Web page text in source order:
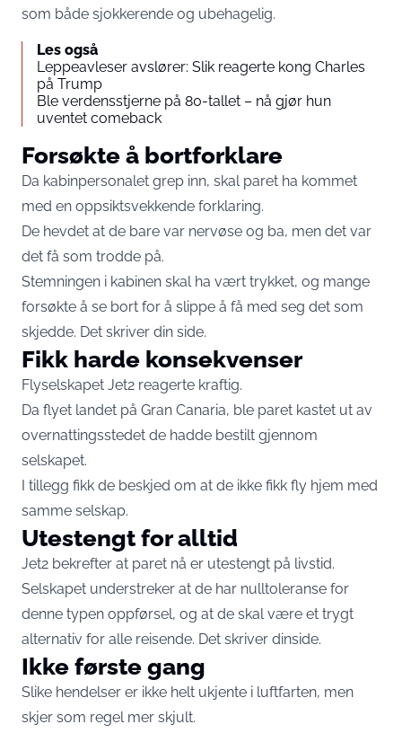
som både sjokkerende og ubehagelig.
Les også
Leppeavleser avslører: Slik reagerte kong Charles
på Trump
Ble verdensstjerne på 80-tallet – nå gjør hun
uventet comeback
Forsøkte å bortforklare
Da kabinpersonalet grep inn, skal paret ha kommet
med en oppsiktsvekkende forklaring.
De hevdet at de bare var nervøse og ba, men det var
det få som trodde på.
Stemningen i kabinen skal ha vært trykket, og mange
forsøkte å se bort for å slippe å få med seg det som
skjedde. Det skriver din side.
Fikk harde konsekvenser
Flyselskapet Jet2 reagerte kraftig.
Da flyet landet på Gran Canaria, ble paret kastet ut av
overnattingsstedet de hadde bestilt gjennom
selskapet.
I tillegg fikk de beskjed om at de ikke fikk fly hjem med
samme selskap.
Utestengt for alltid
Jet2 bekrefter at paret nå er utestengt på livstid.
Selskapet understreker at de har nulltoleranse for
denne typen oppførsel, og at de skal være et trygt
alternativ for alle reisende. Det skriver dinside.
Ikke første gang
Slike hendelser er ikke helt ukjente i luftfarten, men
skjer som regel mer skjult.